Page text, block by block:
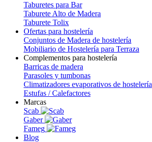
Taburetes para Bar
Taburete Alto de Madera
Taburete Tolix
Ofertas para hostelería
Conjuntos de Madera de hostelería
Mobiliario de Hostelería para Terraza
Complementos para hostelería
Barricas de madera
Parasoles y tumbonas
Climatizadores evaporativos de hostelería
Estufas / Calefactores
Marcas
Scab
Gaber
Fameg
Blog